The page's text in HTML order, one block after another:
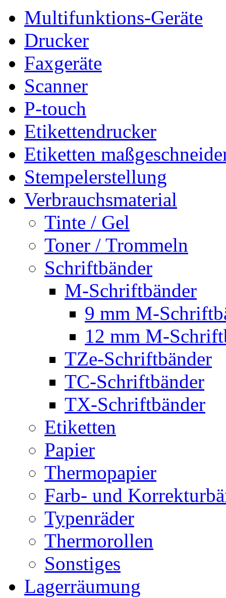
Multifunktions-Geräte
Drucker
Faxgeräte
Scanner
P-touch
Etikettendrucker
Etiketten
Stempelerstellung
Verbrauchsmaterial
Tinte / Gel
Toner / Trommeln
Schriftbänder
M-Schriftbänder
9 mm M-
12 mm M-
TZe-Schriftbänder
TC-Schriftbänder
TX-Schriftbänder
Etiketten
Papier
Thermopapier
Farb- und
Typenräder
Thermorollen
Sonstiges
Lagerräumung